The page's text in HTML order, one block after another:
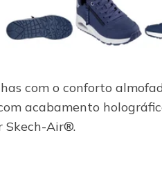
com o conforto
acabamento
Skech-Air®.